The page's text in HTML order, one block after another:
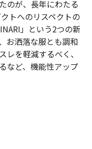
のが、長年にわたる
トへのリスペクトの
」という2つの新
お洒落な服とも調和
レを軽減するべく、
など、機能性アップ